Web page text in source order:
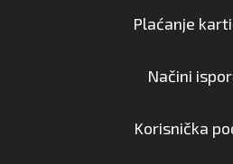
Plaćanje
Načini
Korisnička